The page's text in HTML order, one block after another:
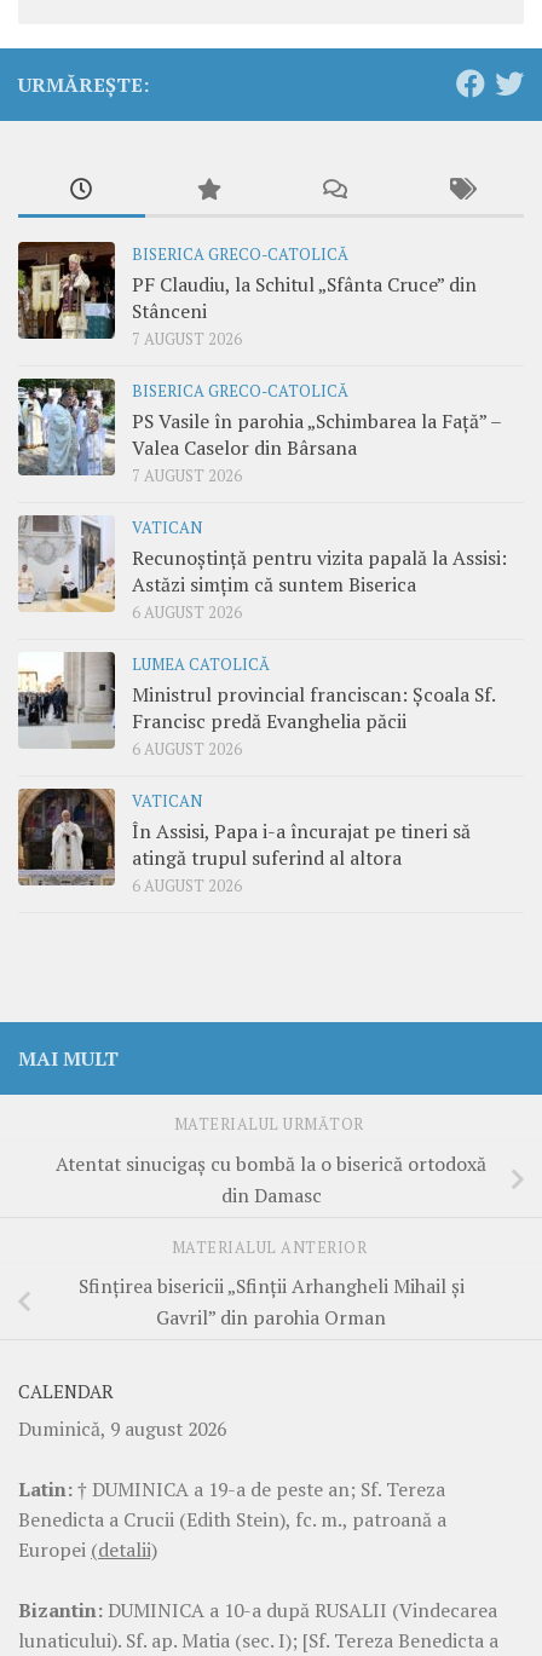
URMĂREȘTE:
BISERICA GRECO-CATOLICĂ
PF Claudiu, la Schitul „Sfânta Cruce” din
Stânceni
7 AUGUST 2026
BISERICA GRECO-CATOLICĂ
PS Vasile în parohia „Schimbarea la Față” –
Valea Caselor din Bârsana
7 AUGUST 2026
VATICAN
Recunoștință pentru vizita papală la Assisi:
Astăzi simțim că suntem Biserica
6 AUGUST 2026
LUMEA CATOLICĂ
Ministrul provincial franciscan: Școala Sf.
Francisc predă Evanghelia păcii
6 AUGUST 2026
VATICAN
În Assisi, Papa i-a încurajat pe tineri să
atingă trupul suferind al altora
6 AUGUST 2026
MAI MULT
MATERIALUL URMĂTOR
Atentat sinucigaș cu bombă la o biserică ortodoxă
din Damasc
MATERIALUL ANTERIOR
Sfințirea bisericii „Sfinții Arhangheli Mihail și
Gavril” din parohia Orman
CALENDAR
Duminică, 9 august 2026
Latin:† DUMINICA a 19-a de peste an; Sf. Tereza
Benedicta a Crucii (Edith Stein), fc. m., patroană a
Europei (detalii)
Bizantin: DUMINICA a 10-a după RUSALII (Vindecarea
lunaticului). Sf. ap. Matia (sec. I); [Sf. Tereza Benedicta a